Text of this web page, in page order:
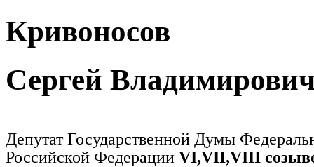
Кривоносов
Сергей
Депутат Государственной Думы
Российской Федерации VI,VII,VIII